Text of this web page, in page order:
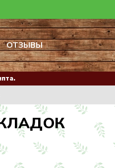
ОТЗЫВЫ